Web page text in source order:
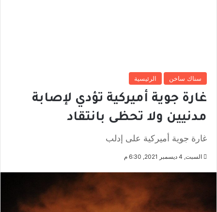
سناك ساخن الرئيسية
غارة جوية أميركية تؤدي لإصابة
مدنيين ولا تحظى بانتقاد
غارة جوية أميركية على إدلب
السبت, 4 ديسمبر 2021, 6:30 م